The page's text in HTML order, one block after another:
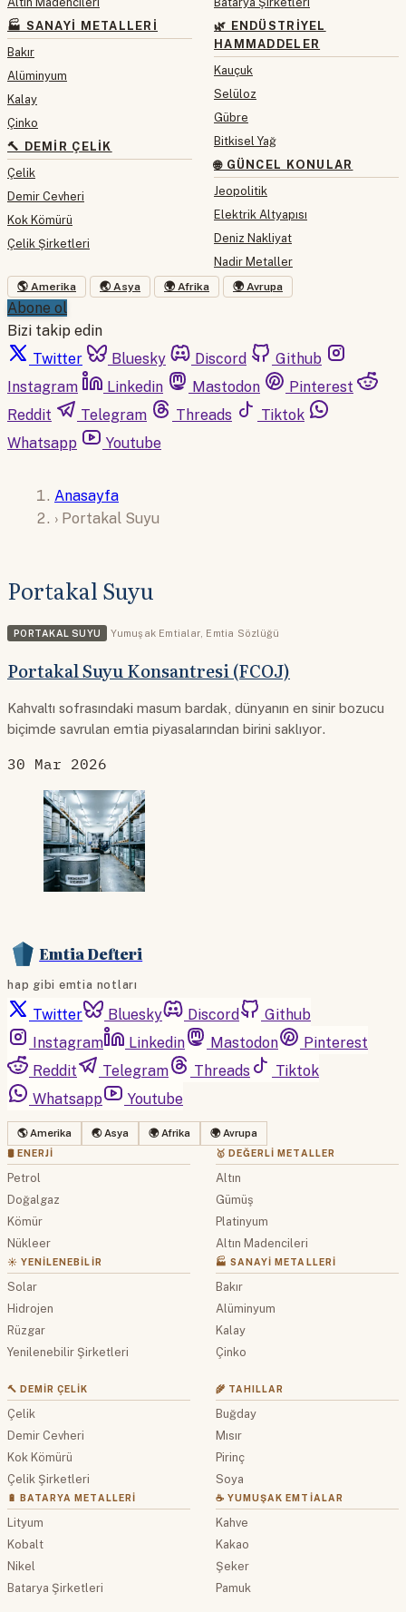
🏭 SANAYI METALLERI
Bakır
Alüminyum
Kalay
Çinko
🔨 DEMIR ÇELIK
Çelik
Demir Cevheri
Kok Kömürü
Çelik Şirketleri
🌿 ENDÜSTRIYEL
HAMMADDELER
Kauçuk
Selüloz
Gübre
Bitkisel Yağ
🌐 GÜNCEL KONULAR
Jeopolitik
Elektrik Altyapısı
Deniz Nakliyat
Nadir Metaller
🌎 Amerika 🌏 Asya 🌍 Afrika 🌍 Avrupa
Abone ol
Bizi takip edin
Twitter
Bluesky Discord
Github
Instagram
Linkedin Mastodon
Pinterest
Reddit
Telegram Threads
Tiktok
Whatsapp
Youtube
Anasayfa
› Portakal Suyu
Portakal Suyu
PORTAKAL SUYU Yumuşak Emtialar, Emtia Sözlüğü
Portakal Suyu Konsantresi (FCOJ)
Kahvaltı sofrasındaki masum bardak, dünyanın en sinir bozucu
biçimde savrulan emtia piyasalarından birini saklıyor.
30 Mar 2026
Emtia Defteri
hap gibi emtia notları
Twitter Bluesky Discord
Github
Instagram
Linkedin Mastodon
Pinterest
Reddit
Telegram Threads
Tiktok
Whatsapp
Youtube
🌎 Amerika 🌏 Asya 🌍 Afrika 🌍 Avrupa
🛢 ENERJI
Petrol
Doğalgaz
Kömür
Nükleer
☀️ YENILENEBILIR
Solar
Hidrojen
Rüzgar
Yenilenebilir Şirketleri
🥇 DEĞERLI METALLER
Altın
Gümüş
Platinyum
Altın Madencileri
🏭 SANAYI METALLERI
Bakır
Alüminyum
Kalay
Çinko
🔨 DEMIR ÇELIK
Çelik
Demir Cevheri
Kok Kömürü
Çelik Şirketleri
🔋 BATARYA METALLERI
Lityum
Kobalt
Nikel
Batarya Şirketleri
🌾 TAHILLAR
Buğday
Mısır
Pirinç
Soya
☕ YUMUŞAK EMTIALAR
Kahve
Kakao
Şeker
Pamuk